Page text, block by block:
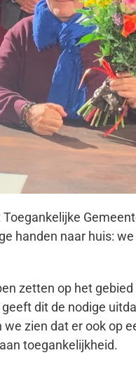
handen naar huis:
zetten op het
dit de nodige
zien dat er ook op
toegankelijkheid.